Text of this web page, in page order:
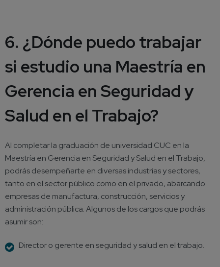
6. ¿Dónde puedo trabajar
si estudio una Maestría en
Gerencia en Seguridad y
Salud en el Trabajo?
Al completar la graduación de universidad CUC en la
Maestría en Gerencia en Seguridad y Salud en el Trabajo,
podrás desempeñarte en diversas industrias y sectores,
tanto en el sector público como en el privado, abarcando
empresas de manufactura, construcción, servicios y
administración pública. Algunos de los cargos que podrás
asumir son:
Director o gerente en seguridad y salud en el trabajo.